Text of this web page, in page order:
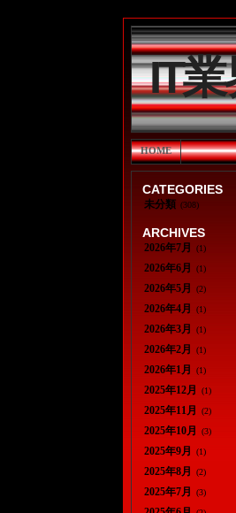
IT
HOME
CATEGORIES
未分類 (308)
ARCHIVES
2026年7月 (1)
2026年6月 (1)
2026年5月 (2)
2026年4月 (1)
2026年3月 (1)
2026年2月 (1)
2026年1月 (1)
2025年12月 (1)
2025年11月 (2)
2025年10月 (3)
2025年9月 (1)
2025年8月 (2)
2025年7月 (3)